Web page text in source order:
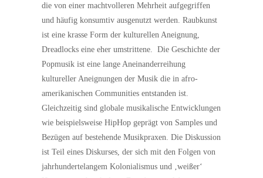
die von einer machtvolleren Mehrheit aufgegriffen
und häufig konsumtiv ausgenutzt werden. Raubkunst
ist eine krasse Form der kulturellen Aneignung,
Dreadlocks eine eher umstrittene. Die Geschichte der
Popmusik ist eine lange Aneinanderreihung
kultureller Aneignungen der Musik die in afro-
amerikanischen Communities entstanden ist.
Gleichzeitig sind globale musikalische Entwicklungen
wie beispielsweise HipHop geprägt von Samples und
Bezügen auf bestehende Musikpraxen. Die Diskussion
ist Teil eines Diskurses, der sich mit den Folgen von
jahrhundertelangem Kolonialismus und ‚weißer‘